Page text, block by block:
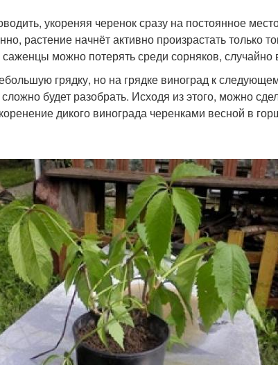
укореняя черенок сразу на постоянное
растение начнёт активно произрастать только
можно потерять среди сорняков, случайно
грядку, но на грядке виноград к
будет разобрать. Исходя из этого, можно
дикого винограда черенками весной в